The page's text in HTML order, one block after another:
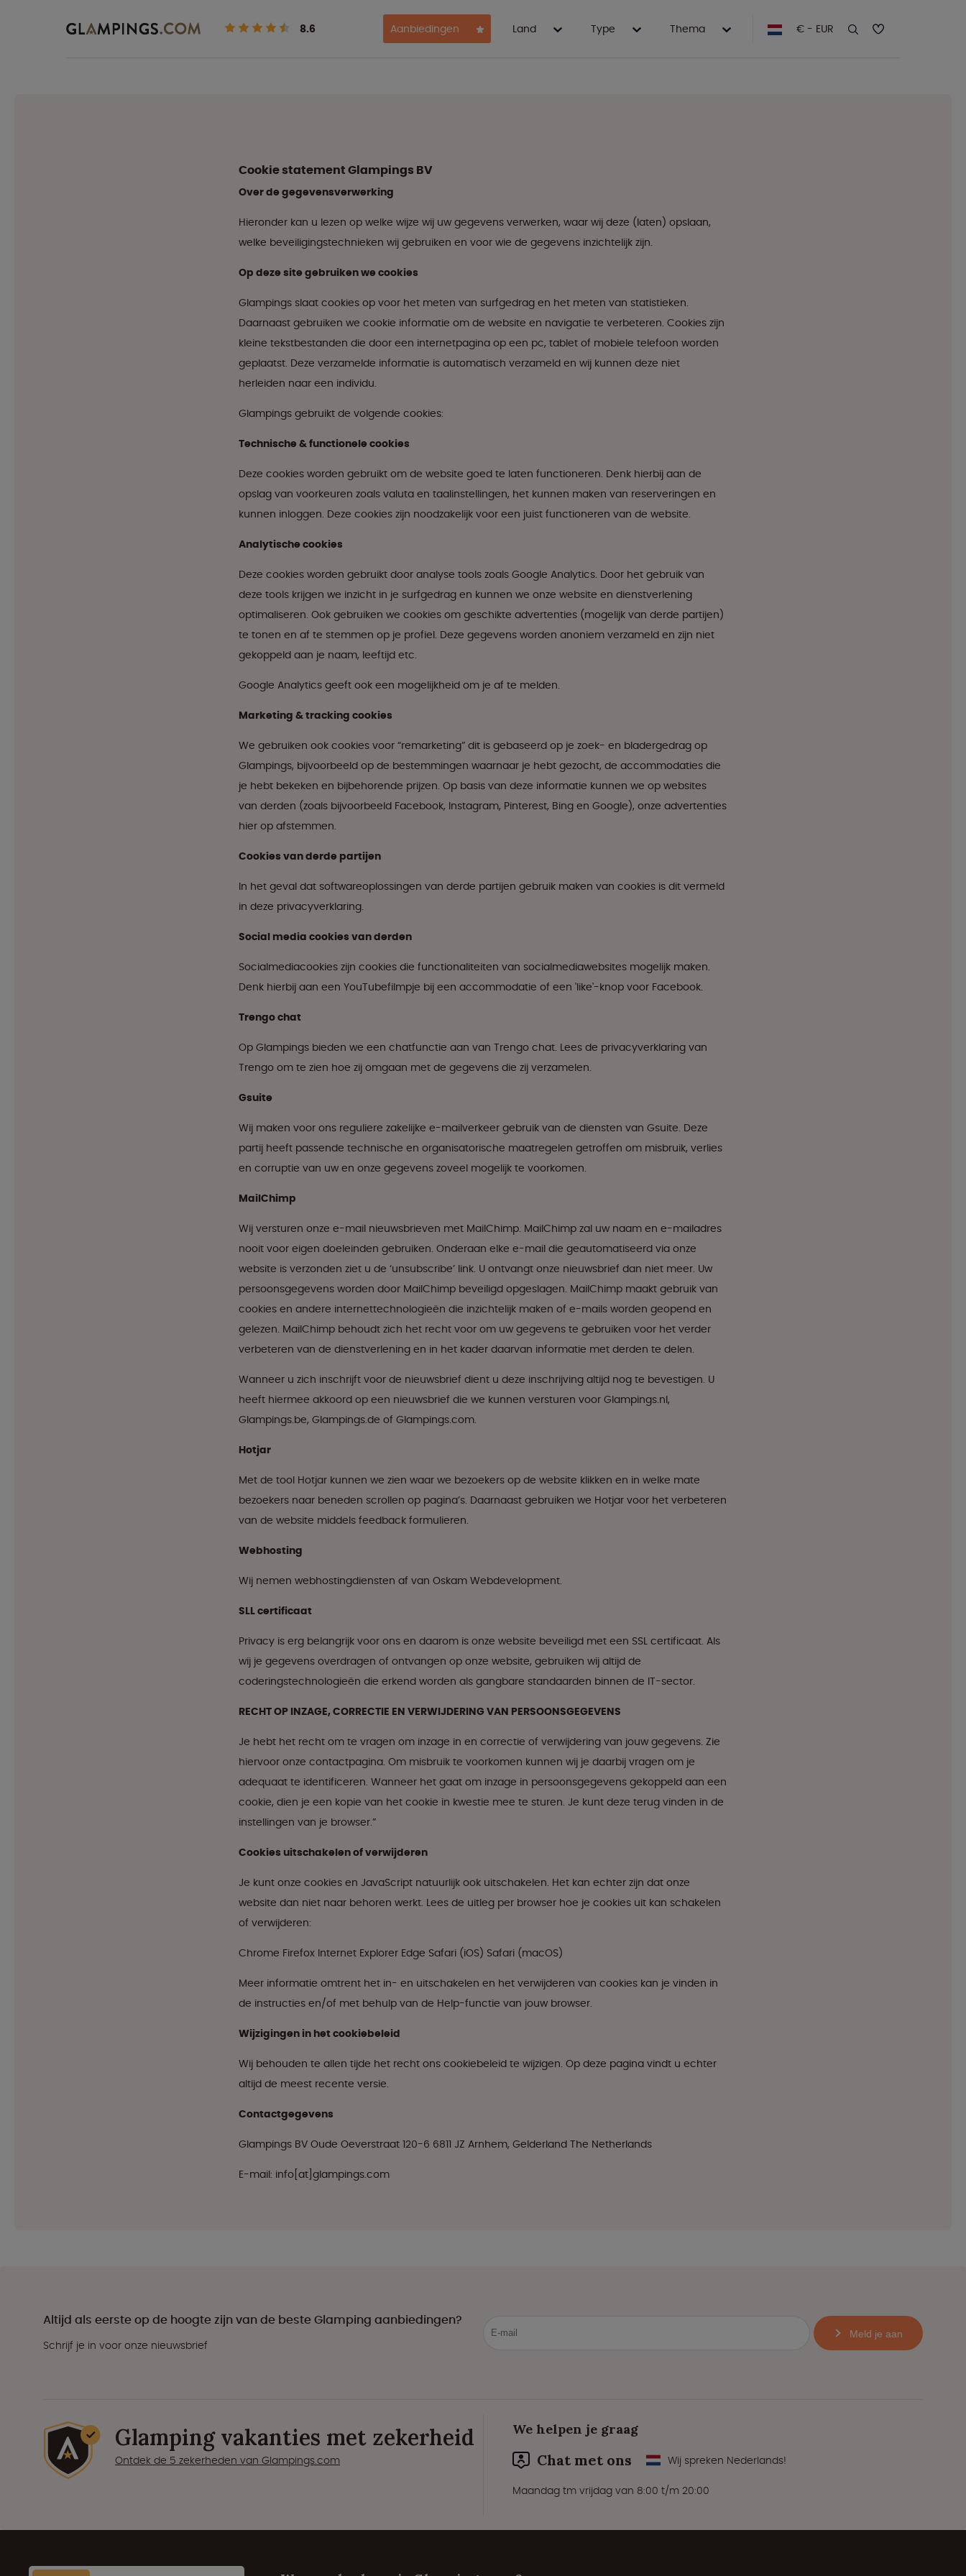
8.6 Aanbiedingen Land Type Thema € - EUR
Cookie statement Glampings BV
Over de gegevensverwerking
Hieronder kan u lezen op welke wijze wij uw gegevens verwerken, waar wij deze (laten) opslaan,
welke beveiligingstechnieken wij gebruiken en voor wie de gegevens inzichtelijk zijn.
Op deze site gebruiken we cookies
Glampings slaat cookies op voor het meten van surfgedrag en het meten van statistieken.
Daarnaast gebruiken we cookie informatie om de website en navigatie te verbeteren. Cookies zijn
kleine tekstbestanden die door een internetpagina op een pc, tablet of mobiele telefoon worden
geplaatst. Deze verzamelde informatie is automatisch verzameld en wij kunnen deze niet
herleiden naar een individu.
Glampings gebruikt de volgende cookies:
Technische & functionele cookies
Deze cookies worden gebruikt om de website goed te laten functioneren. Denk hierbij aan de
opslag van voorkeuren zoals valuta en taalinstellingen, het kunnen maken van reserveringen en
kunnen inloggen. Deze cookies zijn noodzakelijk voor een juist functioneren van de website.
Analytische cookies
Deze cookies worden gebruikt door analyse tools zoals Google Analytics. Door het gebruik van
deze tools krijgen we inzicht in je surfgedrag en kunnen we onze website en dienstverlening
optimaliseren. Ook gebruiken we cookies om geschikte advertenties (mogelijk van derde partijen)
te tonen en af te stemmen op je profiel. Deze gegevens worden anoniem verzameld en zijn niet
gekoppeld aan je naam, leeftijd etc.
Google Analytics geeft ook een mogelijkheid om je af te melden.
Marketing & tracking cookies
We gebruiken ook cookies voor “remarketing” dit is gebaseerd op je zoek- en bladergedrag op
Glampings, bijvoorbeeld op de bestemmingen waarnaar je hebt gezocht, de accommodaties die
je hebt bekeken en bijbehorende prijzen. Op basis van deze informatie kunnen we op websites
van derden (zoals bijvoorbeeld Facebook, Instagram, Pinterest, Bing en Google), onze advertenties
hier op afstemmen.
Cookies van derde partijen
In het geval dat softwareoplossingen van derde partijen gebruik maken van cookies is dit vermeld
in deze privacyverklaring.
Social media cookies van derden
Socialmediacookies zijn cookies die functionaliteiten van socialmediawebsites mogelijk maken.
Denk hierbij aan een YouTubefilmpje bij een accommodatie of een 'like'-knop voor Facebook.
Trengo chat
Op Glampings bieden we een chatfunctie aan van Trengo chat. Lees de privacyverklaring van
Trengo om te zien hoe zij omgaan met de gegevens die zij verzamelen.
Gsuite
Wij maken voor ons reguliere zakelijke e-mailverkeer gebruik van de diensten van Gsuite. Deze
partij heeft passende technische en organisatorische maatregelen getroffen om misbruik, verlies
en corruptie van uw en onze gegevens zoveel mogelijk te voorkomen.
MailChimp
Wij versturen onze e-mail nieuwsbrieven met MailChimp. MailChimp zal uw naam en e-mailadres
nooit voor eigen doeleinden gebruiken. Onderaan elke e-mail die geautomatiseerd via onze
website is verzonden ziet u de ‘unsubscribe’ link. U ontvangt onze nieuwsbrief dan niet meer. Uw
persoonsgegevens worden door MailChimp beveiligd opgeslagen. MailChimp maakt gebruik van
cookies en andere internettechnologieën die inzichtelijk maken of e-mails worden geopend en
gelezen. MailChimp behoudt zich het recht voor om uw gegevens te gebruiken voor het verder
verbeteren van de dienstverlening en in het kader daarvan informatie met derden te delen.
Wanneer u zich inschrijft voor de nieuwsbrief dient u deze inschrijving altijd nog te bevestigen. U
heeft hiermee akkoord op een nieuwsbrief die we kunnen versturen voor Glampings.nl,
Glampings.be, Glampings.de of Glampings.com.
Hotjar
Met de tool Hotjar kunnen we zien waar we bezoekers op de website klikken en in welke mate
bezoekers naar beneden scrollen op pagina’s. Daarnaast gebruiken we Hotjar voor het verbeteren
van de website middels feedback formulieren.
Webhosting
Wij nemen webhostingdiensten af van Oskam Webdevelopment.
SLL certificaat
Privacy is erg belangrijk voor ons en daarom is onze website beveiligd met een SSL certificaat. Als
wij je gegevens overdragen of ontvangen op onze website, gebruiken wij altijd de
coderingstechnologieën die erkend worden als gangbare standaarden binnen de IT-sector.
RECHT OP INZAGE, CORRECTIE EN VERWIJDERING VAN PERSOONSGEGEVENS
Je hebt het recht om te vragen om inzage in en correctie of verwijdering van jouw gegevens. Zie
hiervoor onze contactpagina. Om misbruik te voorkomen kunnen wij je daarbij vragen om je
adequaat te identificeren. Wanneer het gaat om inzage in persoonsgegevens gekoppeld aan een
cookie, dien je een kopie van het cookie in kwestie mee te sturen. Je kunt deze terug vinden in de
instellingen van je browser.”
Cookies uitschakelen of verwijderen
Je kunt onze cookies en JavaScript natuurlijk ook uitschakelen. Het kan echter zijn dat onze
website dan niet naar behoren werkt. Lees de uitleg per browser hoe je cookies uit kan schakelen
of verwijderen:
Chrome Firefox Internet Explorer Edge Safari (iOS) Safari (macOS)
Meer informatie omtrent het in- en uitschakelen en het verwijderen van cookies kan je vinden in
de instructies en/of met behulp van de Help-functie van jouw browser.
Wijzigingen in het cookiebeleid
Wij behouden te allen tijde het recht ons cookiebeleid te wijzigen. Op deze pagina vindt u echter
altijd de meest recente versie.
Contactgegevens
Glampings BV Oude Oeverstraat 120-6 6811 JZ Arnhem, Gelderland The Netherlands
E-mail: info[at]glampings.com
Altijd als eerste op de hoogte zijn van de beste Glamping aanbiedingen?
Schrijf je in voor onze nieuwsbrief
Meld je aan
Glamping vakanties met zekerheid
Ontdek de 5 zekerheden van Glampings.com
We helpen je graag
Chat met ons Wij spreken Nederlands!
Maandag tm vrijdag van 8:00 t/m 20:00